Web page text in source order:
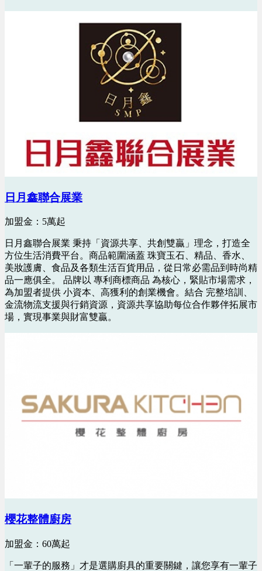
日月鑫聯合展業
加盟金：5萬起
日月鑫聯合展業 秉持「資源共享、共創雙贏」理念，打造全
方位生活消費平台。商品範圍涵蓋 珠寶玉石、精品、香水、
美妝護膚、食品及各類生活百貨用品，從日常必需品到時尚精
品一應俱全。 品牌以 專利商標商品 為核心，緊貼市場需求，
為加盟者提供 小資本、高獲利的創業機會。結合 完整培訓、
金流物流支援與行銷資源，資源共享協助每位合作夥伴拓展市
場，實現事業與財富雙贏。
櫻花整體廚房
加盟金：60萬起
「一輩子的服務」才是選購廚具的重要關鍵，讓您享有一輩子